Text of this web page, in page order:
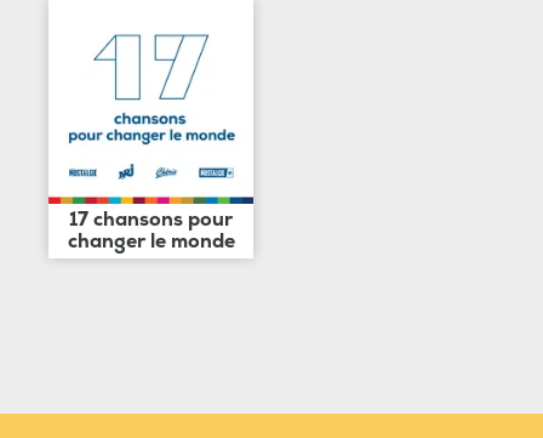
17 chansons pour
changer le monde